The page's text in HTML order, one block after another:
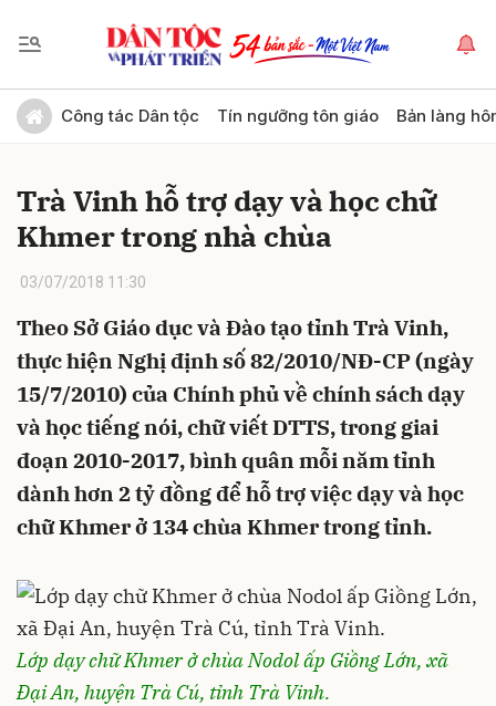
Công tác Dân tộc Tín ngưỡng tôn giáo Bản làng
Trà Vinh hỗ trợ dạy và học chữ
Khmer trong nhà chùa
03/07/2018 11:30
Theo Sở Giáo dục và Đào tạo tỉnh Trà Vinh,
thực hiện Nghị định số 82/2010/NĐ-CP (ngày
15/7/2010) của Chính phủ về chính sách dạy
và học tiếng nói, chữ viết DTTS, trong giai
đoạn 2010-2017, bình quân mỗi năm tỉnh
dành hơn 2 tỷ đồng để hỗ trợ việc dạy và học
chữ Khmer ở 134 chùa Khmer trong tỉnh.
Lớp dạy chữ Khmer ở chùa Nodol ấp Giồng Lớn, xã
Đại An, huyện Trà Cú, tỉnh Trà Vinh.
Gửi bình luận
Hủy Gửi